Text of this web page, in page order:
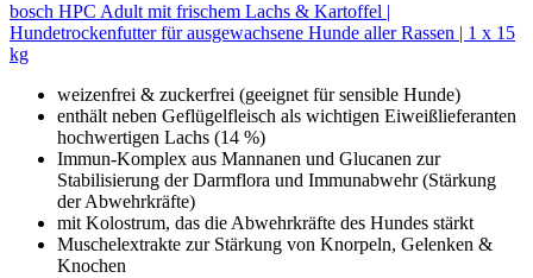
bosch HPC Adult mit frischem Lachs & Kartoffel |
Hundetrockenfutter für ausgewachsene Hunde aller Rassen | 1 x 15
kg
weizenfrei & zuckerfrei (geeignet für sensible Hunde)
enthält neben Geflügelfleisch als wichtigen Eiweißlieferanten
hochwertigen Lachs (14 %)
Immun-Komplex aus Mannanen und Glucanen zur
Stabilisierung der Darmflora und Immunabwehr (Stärkung
der Abwehrkräfte)
mit Kolostrum, das die Abwehrkräfte des Hundes stärkt
Muschelextrakte zur Stärkung von Knorpeln, Gelenken &
Knochen